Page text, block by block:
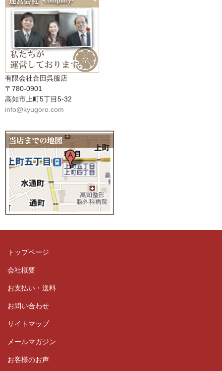
有限会社合田呉服店
〒780-0901
高知市上町5丁目5-32
info@kyugoro.com
トップページ
会社概要
お支払い・送料
お問い合わせ
サイトマップ
メールマガジン
お客様のお声